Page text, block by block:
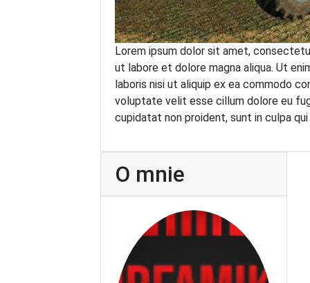
Lorem ipsum dolor sit amet,
ut labore et dolore magna aliqua. Ut
laboris nisi ut aliquip ex ea commodo
voluptate velit esse cillum dolore eu
cupidatat non proident, sunt in culpa
O mnie